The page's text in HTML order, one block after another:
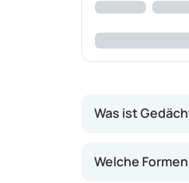
Was ist
Welche